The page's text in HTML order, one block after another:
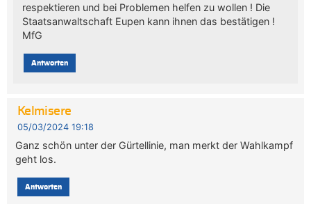
respektieren und bei Problemen helfen zu wollen ! Die
Staatsanwaltschaft Eupen kann ihnen das bestätigen !
MfG
Antworten
Kelmisere
05/03/2024 19:18
Ganz schön unter der Gürtellinie, man merkt der Wahlkampf
geht los.
Antworten